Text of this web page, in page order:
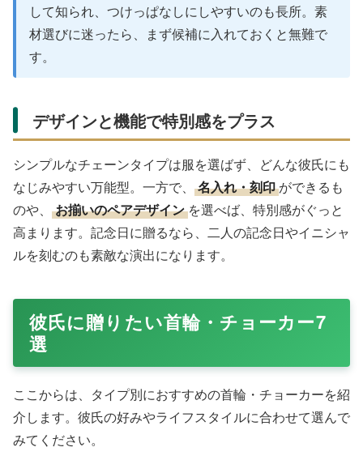
して知られ、つけっぱなしにしやすいのも長所。素
材選びに迷ったら、まず候補に入れておくと無難で
す。
デザインと機能で特別感をプラス
シンプルなチェーンタイプは服を選ばず、どんな彼氏にも
なじみやすい万能型。一方で、
名入れ・刻印 ができるも
のや、
お揃いのペアデザイン を選べば、特別感がぐっと
高まります。記念日に贈るなら、二人の記念日やイニシャ
ルを刻むのも素敵な演出になります。
彼氏に贈りたい首輪・チョーカー7
選
ここからは、タイプ別におすすめの首輪・チョーカーを紹
介します。彼氏の好みやライフスタイルに合わせて選んで
みてください。